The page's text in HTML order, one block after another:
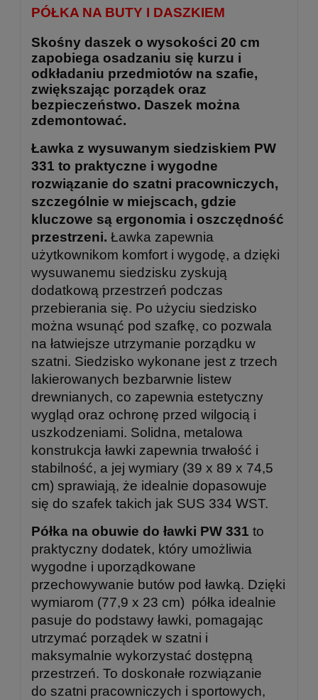
PÓŁKA NA BUTY I DASZKIEM
Skośny daszek o wysokości 20 cm
zapobiega osadzaniu się kurzu i
odkładaniu przedmiotów na szafie,
zwiększając porządek oraz
bezpieczeństwo. Daszek można
zdemontować.
Ławka z wysuwanym siedziskiem PW
331 to praktyczne i wygodne
rozwiązanie do szatni pracowniczych,
szczególnie w miejscach, gdzie
kluczowe są ergonomia i oszczędność
przestrzeni. Ławka zapewnia
użytkownikom komfort i wygodę, a dzięki
wysuwanemu siedzisku zyskują
dodatkową przestrzeń podczas
przebierania się. Po użyciu siedzisko
można wsunąć pod szafkę, co pozwala
na łatwiejsze utrzymanie porządku w
szatni. Siedzisko wykonane jest z trzech
lakierowanych bezbarwnie listew
drewnianych, co zapewnia estetyczny
wygląd oraz ochronę przed wilgocią i
uszkodzeniami. Solidna, metalowa
konstrukcja ławki zapewnia trwałość i
stabilność, a jej wymiary (39 x 89 x 74,5
cm) sprawiają, że idealnie dopasowuje
się do szafek takich jak SUS 334 WST.
Półka na obuwie do ławki PW 331 to
praktyczny dodatek, który umożliwia
wygodne i uporządkowane
przechowywanie butów pod ławką. Dzięki
wymiarom (77,9 x 23 cm) półka idealnie
pasuje do podstawy ławki, pomagając
utrzymać porządek w szatni i
maksymalnie wykorzystać dostępną
przestrzeń. To doskonałe rozwiązanie
do szatni pracowniczych i sportowych,